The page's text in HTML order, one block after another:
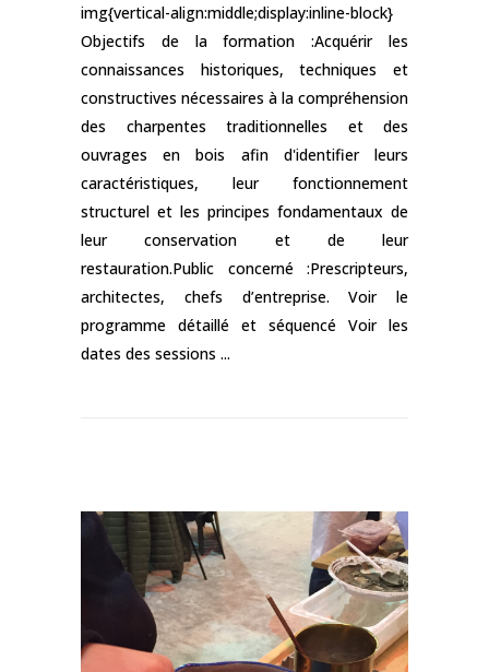
img{vertical-align:middle;display:inline-block}
Objectifs de la formation :Acquérir les
connaissances historiques, techniques et
constructives nécessaires à la compréhension
des charpentes traditionnelles et des
ouvrages en bois afin d'identifier leurs
caractéristiques, leur fonctionnement
structurel et les principes fondamentaux de
leur conservation et de leur
restauration.Public concerné :Prescripteurs,
architectes, chefs d’entreprise. Voir le
programme détaillé et séquencé Voir les
dates des sessions